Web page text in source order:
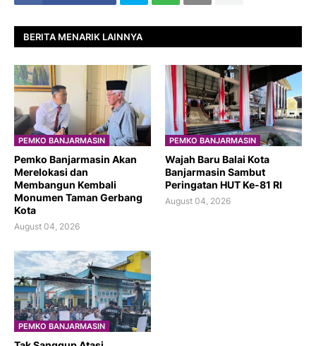
BERITA MENARIK LAINNYA
PEMKO BANJARMASIN
Pemko Banjarmasin Akan
Merelokasi dan
Membangun Kembali
Monumen Taman Gerbang
Kota
August 04, 2026
PEMKO BANJARMASIN
​Wajah Baru Balai Kota
Banjarmasin Sambut
Peringatan HUT Ke-81 RI
August 04, 2026
PEMKO BANJARMASIN